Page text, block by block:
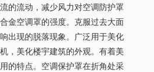
的流动，减少风力对空调防护罩
金空调罩的强度。克服过去大面
出现的脱落现象。广泛用于美化
，美化楼宇建筑的外观。有着美
的特点。空调保护罩在折角处采